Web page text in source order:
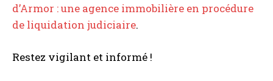
d’Armor : une agence immobilière en procédure
de liquidation judiciaire.
Restez vigilant et informé !